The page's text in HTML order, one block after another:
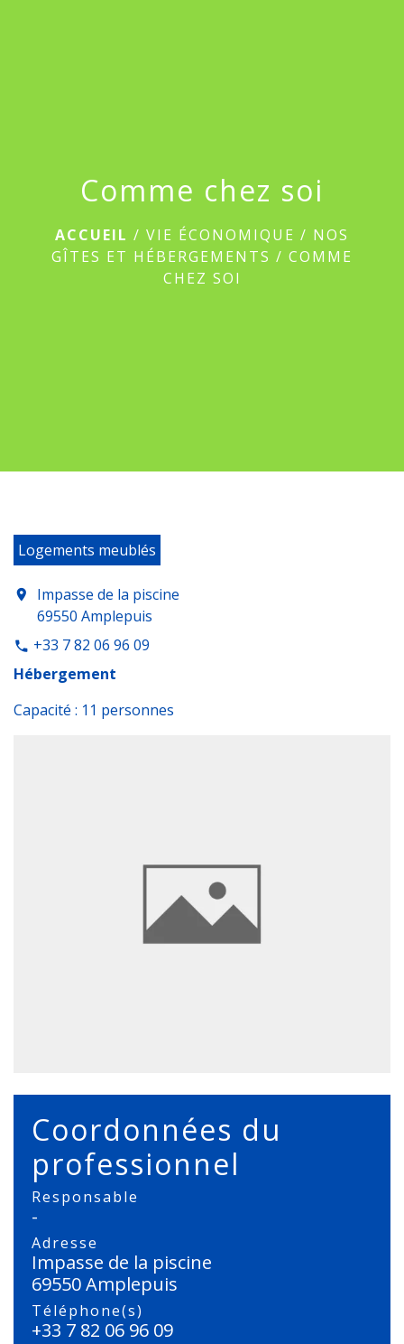
Comme chez soi
ACCUEIL / VIE ÉCONOMIQUE / NOS
GÎTES ET HÉBERGEMENTS / COMME
CHEZ SOI
Logements meublés
location_on
Impasse de la piscine
69550 Amplepuis
phone +33 7 82 06 96 09
Hébergement
Capacité : 11 personnes
Coordonnées du
professionnel
Responsable
-
Adresse
Impasse de la piscine
69550 Amplepuis
Téléphone(s)
+33 7 82 06 96 09